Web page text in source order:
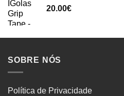
20.00€
SOBRE NÓS
Política de Privacidade